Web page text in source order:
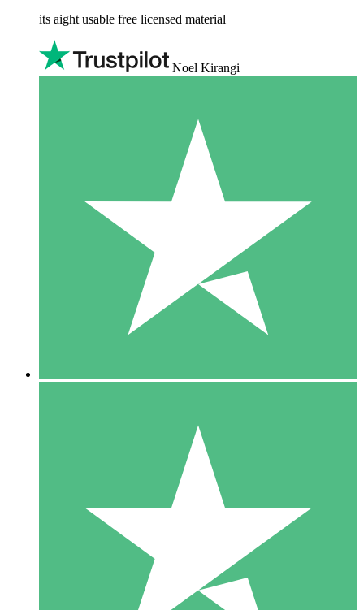
its aight usable free licensed material
Noel Kirangi